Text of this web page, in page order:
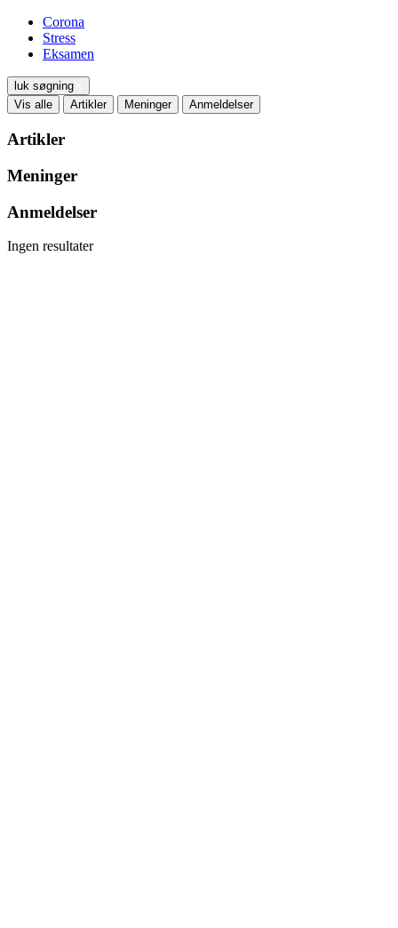
Corona
Stress
Eksamen
luk søgning
Vis alle
Artikler Meninger Anmeldelser
Artikler
Meninger
Anmeldelser
Ingen resultater